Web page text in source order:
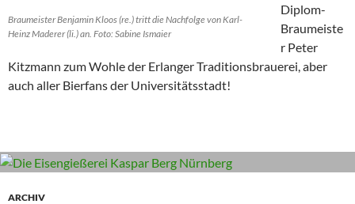
Braumeister Benjamin Kloos (re.) tritt die Nachfolge von Karl-
Heinz Maderer (li.) an. Foto: Sabine Ismaier
Diplom-
Braumeiste
r Peter
Kitzmann zum Wohle der Erlanger Traditionsbrauerei, aber
auch aller Bierfans der Universitätsstadt!
ARCHIV